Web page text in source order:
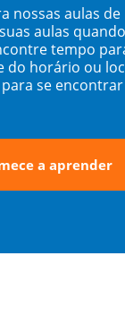
nossas aulas de
aulas
tempo
horário ou
se
a aprender